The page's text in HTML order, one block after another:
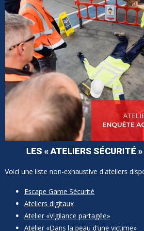
LES « ATELIERS SÉCURITÉ
Voici une liste non-exhaustive d'ateliers
Escape Game Sécurité
Ateliers digitaux
Atelier «Vigilance partagée»
Atelier «Dans la peau d’une victime»